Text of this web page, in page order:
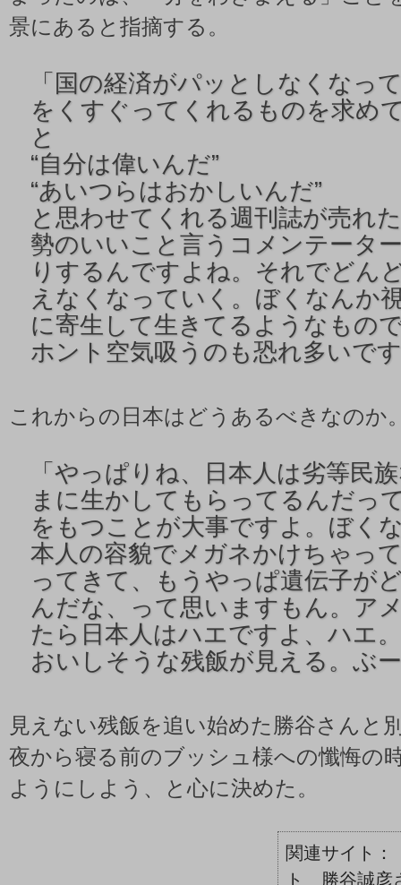
景にあると指摘する。
「 国の経済がパッとしなくなっ
をくすぐってくれるものを求め
と
“自分は偉いんだ”
“あいつらはおかしいんだ”
と思わせてくれる週刊誌が売れ
勢のいいこと言うコメンテータ
りするんですよね。それでどん
えなくなっていく。ぼくなんか
に寄生して生きてるようなもの
ホント空気吸うのも恐れ多いで
これからの日本はどうあるべきなのか
「 やっぱりね、日本人は劣等民
まに生かしてもらってるんだっ
をもつことが大事ですよ。ぼく
本人の容貌でメガネかけちゃっ
ってきて、もうやっぱ遺伝子が
んだな、って思いますもん。ア
たら日本人はハエですよ、ハエ
おいしそうな残飯が見える。ぶ
見えない残飯を追い始めた勝谷さんと
夜から寝る前のブッシュ様への懺悔の
ようにしよう、と心に決めた。
ト 勝谷誠彦